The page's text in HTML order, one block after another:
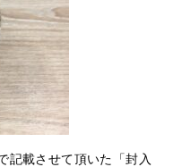
記載させて頂いた「封入